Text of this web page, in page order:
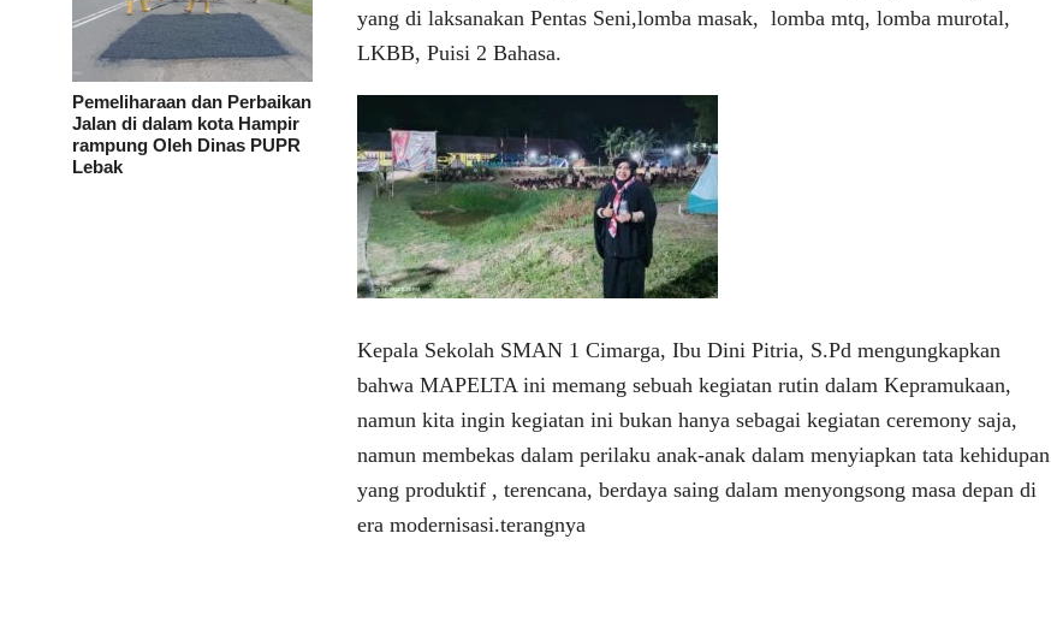
Pemeliharaan dan Perbaikan
Jalan di dalam kota Hampir
rampung Oleh Dinas PUPR
Lebak
yang di laksanakan Pentas Seni,lomba masak, lomba mtq, lomba murotal,
LKBB, Puisi 2 Bahasa.
Kepala Sekolah SMAN 1 Cimarga, Ibu Dini Pitria, S.Pd mengungkapkan
bahwa MAPELTA ini memang sebuah kegiatan rutin dalam Kepramukaan,
namun kita ingin kegiatan ini bukan hanya sebagai kegiatan ceremony saja,
namun membekas dalam perilaku anak-anak dalam menyiapkan tata kehidupan
yang produktif , terencana, berdaya saing dalam menyongsong masa depan di
era modernisasi.terangnya